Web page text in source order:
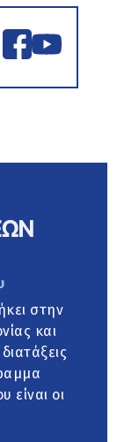
στην
και
είναι οι